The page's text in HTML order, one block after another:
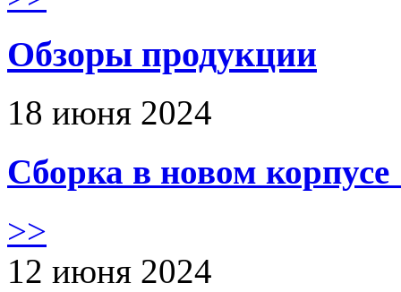
Обзоры продукции
18 июня 2024
Сборка в новом
>>
12 июня 2024